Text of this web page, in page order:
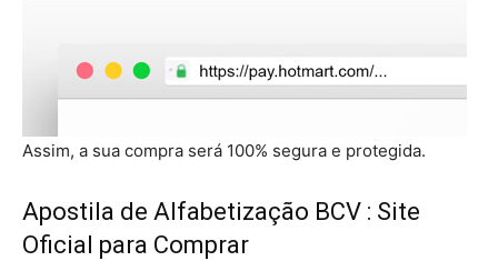
Assim, a sua compra será 100% segura e protegida.
Apostila de Alfabetização BCV : Site
Oficial para Comprar